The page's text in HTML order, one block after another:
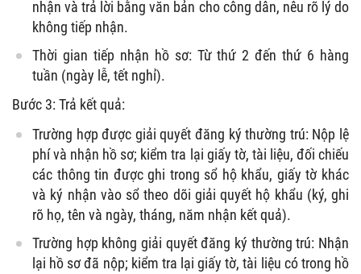
nhận và trả lời bằng văn bản cho công dân, nêu rõ lý do
không tiếp nhận.
Thời gian tiếp nhận hồ sơ: Từ thứ 2 đến thứ 6 hàng
tuần (ngày lễ, tết nghỉ).
Bước 3: Trả kết quả:
Trường hợp được giải quyết đăng ký thường trú: Nộp lệ
phí và nhận hồ sơ; kiểm tra lại giấy tờ, tài liệu, đối chiếu
các thông tin được ghi trong sổ hộ khẩu, giấy tờ khác
và ký nhận vào sổ theo dõi giải quyết hộ khẩu (ký, ghi
rõ họ, tên và ngày, tháng, năm nhận kết quả).
Trường hợp không giải quyết đăng ký thường trú: Nhận
lại hồ sơ đã nộp; kiểm tra lại giấy tờ, tài liệu có trong hồ